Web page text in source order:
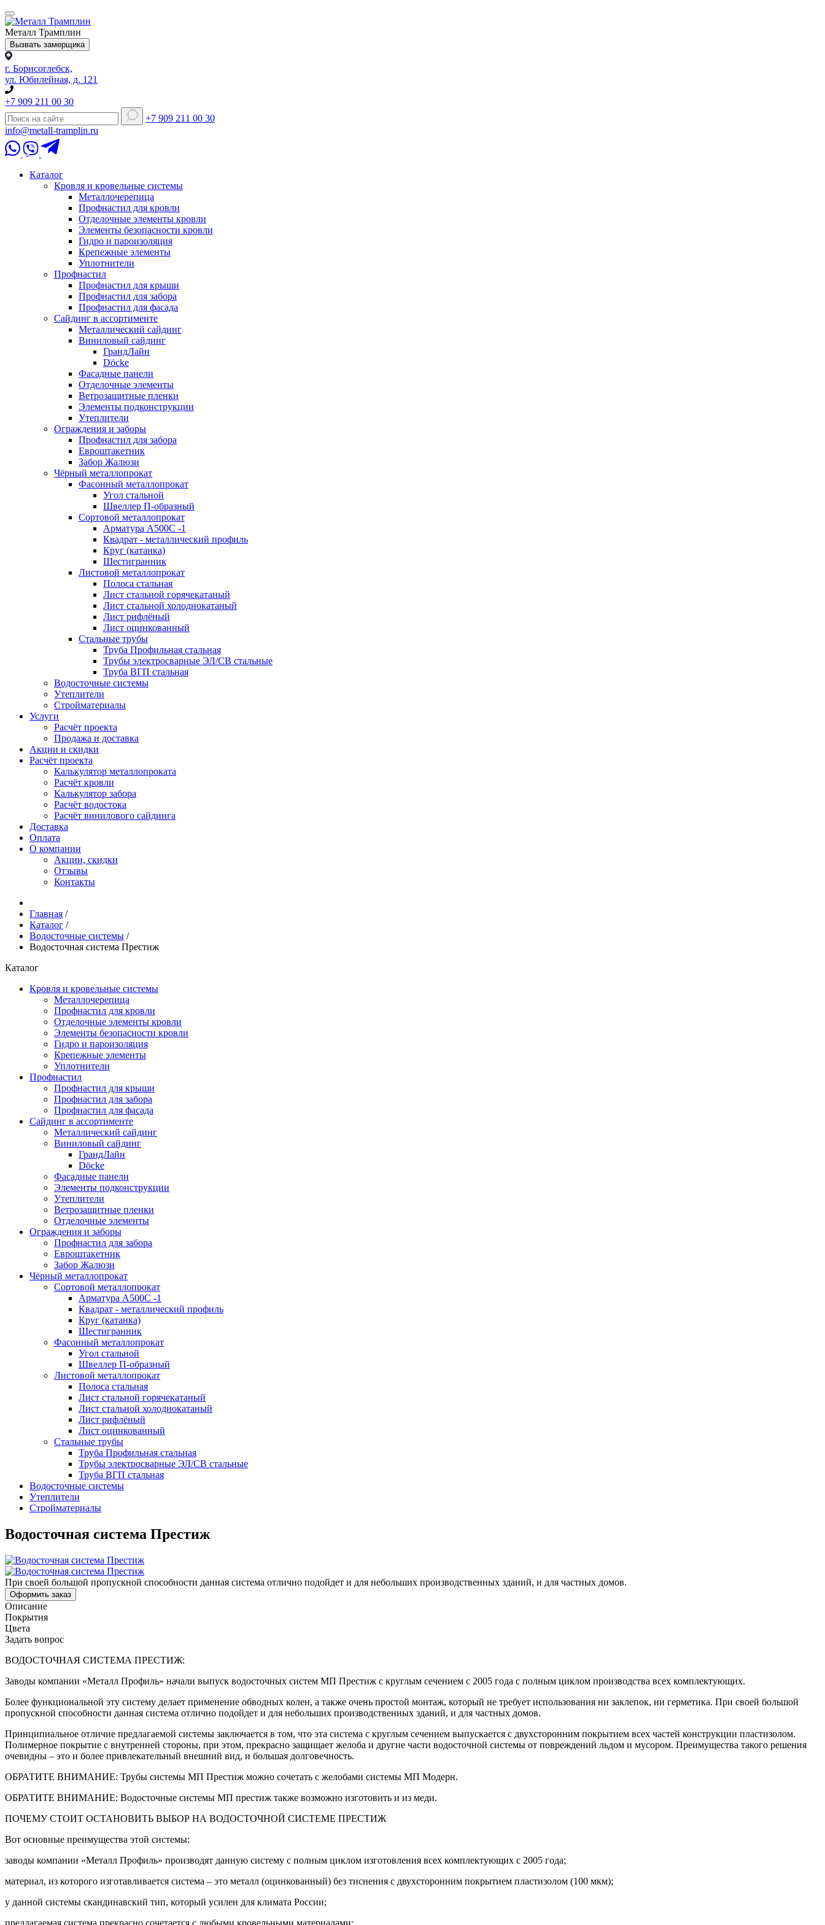
Металл Трамплин
Вызвать замерщика
г. Борисоглебск,
ул. Юбилейная, д. 121
+7 909 211 00 30
+7 909 211 00 30
info@metall-tramplin.ru
Каталог
Кровля и кровельные системы
Металлочерепица
Профнастил для кровли
Отделочные элементы кровли
Элементы безопасности кровли
Гидро и пароизоляция
Крепежные элементы
Уплотнители
Профнастил
Профнастил для крыши
Профнастил для забора
Профнастил для фасада
Сайдинг в ассортименте
Металлический сайдинг
Виниловый сайдинг
ГрандЛайн
Döcke
Фасадные панели
Отделочные элементы
Ветрозащитные пленки
Элементы подконструкции
Утеплители
Ограждения и заборы
Профнастил для забора
Евроштакетник
Забор Жалюзи
Чёрный металлопрокат
Фасонный металлопрокат
Угол стальной
Швеллер П-образный
Сортовой металлопрокат
Арматура А500С -1
Квадрат - металлический профиль
Круг (катанка)
Шестигранник
Листовой металлопрокат
Полоса стальная
Лист стальной горячекатаный
Лист стальной холоднокатаный
Лист рифлёный
Лист оцинкованный
Стальные трубы
Труба Профильная стальная
Трубы электросварные ЭЛ/СВ стальные
Труба ВГП стальная
Водосточные системы
Утеплители
Стройматериалы
Услуги
Расчёт проекта
Продажа и доставка
Акции и скидки
Расчёт проекта
Калькулятор металлопроката
Расчёт кровли
Калькулятор забора
Расчёт водостока
Расчёт винилового сайдинга
Доставка
Оплата
О компании
Акции, скидки
Отзывы
Контакты
Главная /
Каталог /
Водосточные системы /
Водосточная система Престиж
Каталог
Кровля и кровельные системы
Металлочерепица
Профнастил для кровли
Отделочные элементы кровли
Элементы безопасности кровли
Гидро и пароизоляция
Крепежные элементы
Уплотнители
Профнастил
Профнастил для крыши
Профнастил для забора
Профнастил для фасада
Сайдинг в ассортименте
Металлический сайдинг
Виниловый сайдинг
ГрандЛайн
Döcke
Фасадные панели
Элементы подконструкции
Утеплители
Ветрозащитные пленки
Отделочные элементы
Ограждения и заборы
Профнастил для забора
Евроштакетник
Забор Жалюзи
Чёрный металлопрокат
Сортовой металлопрокат
Арматура А500С -1
Квадрат - металлический профиль
Круг (катанка)
Шестигранник
Фасонный металлопрокат
Угол стальной
Швеллер П-образный
Листовой металлопрокат
Полоса стальная
Лист стальной горячекатаный
Лист стальной холоднокатаный
Лист рифлёный
Лист оцинкованный
Стальные трубы
Труба Профильная стальная
Трубы электросварные ЭЛ/СВ стальные
Труба ВГП стальная
Водосточные системы
Утеплители
Стройматериалы
Водосточная система Престиж
При своей большой пропускной способности данная система отлично подойдет и для небольших производственных зданий, и для частных домов.
Оформить заказ
Описание
Покрытия
Цвета
Задать вопрос
ВОДОСТОЧНАЯ СИCТЕМА ПРЕСТИЖ:
Заводы компании «Металл Профиль» начали выпуск водосточных систем МП Престиж c круглым сечением с 2005 года с полным циклом производства всех комплектующих.
Более функциональной эту систему делает применение обводных колен, а также очень простой монтаж, который не требует использования ни заклепок, ни герметика. При своей большой
пропускной способности данная система отлично подойдет и для небольших производственных зданий, и для частных домов.
Принципиальное отличие предлагаемой системы заключается в том, что эта система с круглым сечением выпускается с двухсторонним покрытием всех частей конструкции пластизолом.
Полимерное покрытие с внутренней стороны, при этом, прекрасно защищает желоба и другие части водосточной системы от повреждений льдом и мусором. Преимущества такого решения
очевидны – это и более привлекательный внешний вид, и большая долговечность.
ОБРАТИТЕ ВНИМАНИЕ: Трубы системы МП Престиж можно сочетать с желобами системы МП Модерн.
ОБРАТИТЕ ВНИМАНИЕ: Водосточные системы МП престиж также возможно изготовить и из меди.
ПОЧЕМУ СТОИТ ОСТАНОВИТЬ ВЫБОР НА ВОДОСТОЧНОЙ СИСТЕМЕ ПРЕСТИЖ
Вот основные преимущества этой системы:
заводы компании «Металл Профиль» производят данную систему с полным циклом изготовления всех комплектующих с 2005 года;
материал, из которого изготавливается система – это металл (оцинкованный) без тиснения с двухсторонним покрытием пластизолом (100 мкм);
у данной системы скандинавский тип, который усилен для климата России;
предлагаемая система прекрасно сочетается с любыми кровельными материалами;